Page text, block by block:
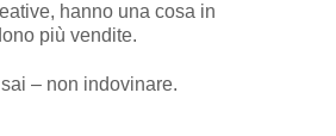
hanno una cosa in
più vendite.
– non indovinare.